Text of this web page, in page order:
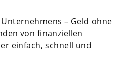
– Geld ohne
von finanziellen
einfach, schnell und